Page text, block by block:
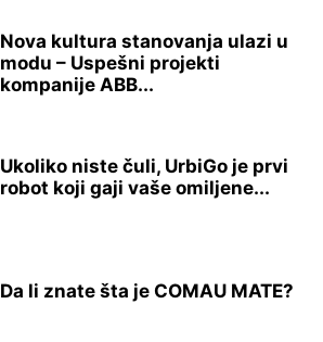
Nova kultura stanovanja ulazi u
modu – Uspešni projekti
kompanije ABB...
Ukoliko niste čuli, UrbiGo je prvi
robot koji gaji vaše omiljene...
Da li znate šta je COMAU MATE?